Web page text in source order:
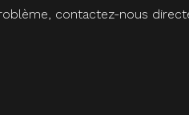
contactez-nous